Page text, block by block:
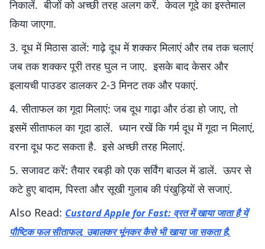
निकालें. बीजों को अच्छी तरह अलग करें. केवल गूदे का इस्तेमाल
किया जाएगा.
3. दूध में मिठास डालें: गाढ़े दूध में शक्कर मिलाएं और तब तक चलाएं
जब तक शक्कर पूरी तरह घुल न जाए. इसके बाद केसर और
इलायची पाउडर डालकर 2-3 मिनट तक और पकाएं.
4. सीताफल का गूदा मिलाएं: जब दूध गाढ़ा और ठंडा हो जाए, तो
इसमें सीताफल का गूदा डालें. ध्यान रखें कि गर्म दूध में गूदा न मिलाएं,
वरना दूध फट सकता है. इसे अच्छी तरह मिलाएं.
5. सजावट करें: तैयार रबड़ी को एक सर्विंग बाउल में डालें. ऊपर से
कटे हुए बादाम, पिस्ता और सूखी गुलाब की पंखुड़ियों से सजाएं.
Also Read: Custard Apple for Fast: व्रत में खाया जाता है यें
पौष्टिक फल सीताफल, उबालकर भूंनकर कैसे भी खाया जा सकता है.